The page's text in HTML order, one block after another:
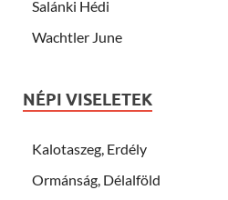
Salánki Hédi
Wachtler June
NÉPI VISELETEK
Kalotaszeg, Erdély
Ormánság, Délalföld